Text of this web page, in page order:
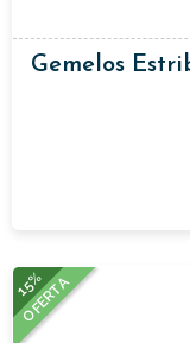
Gemelos
15%
OFERTA